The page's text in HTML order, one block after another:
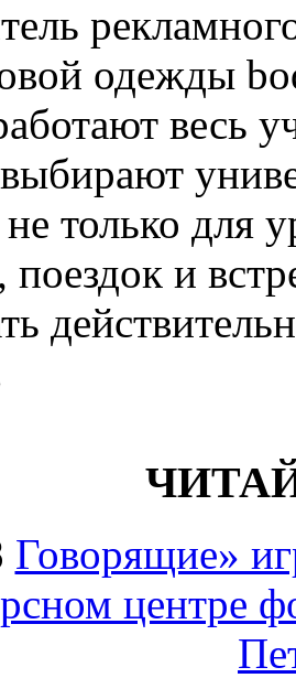
одежды
весь
только для
поездок и
Говорящие»
центре